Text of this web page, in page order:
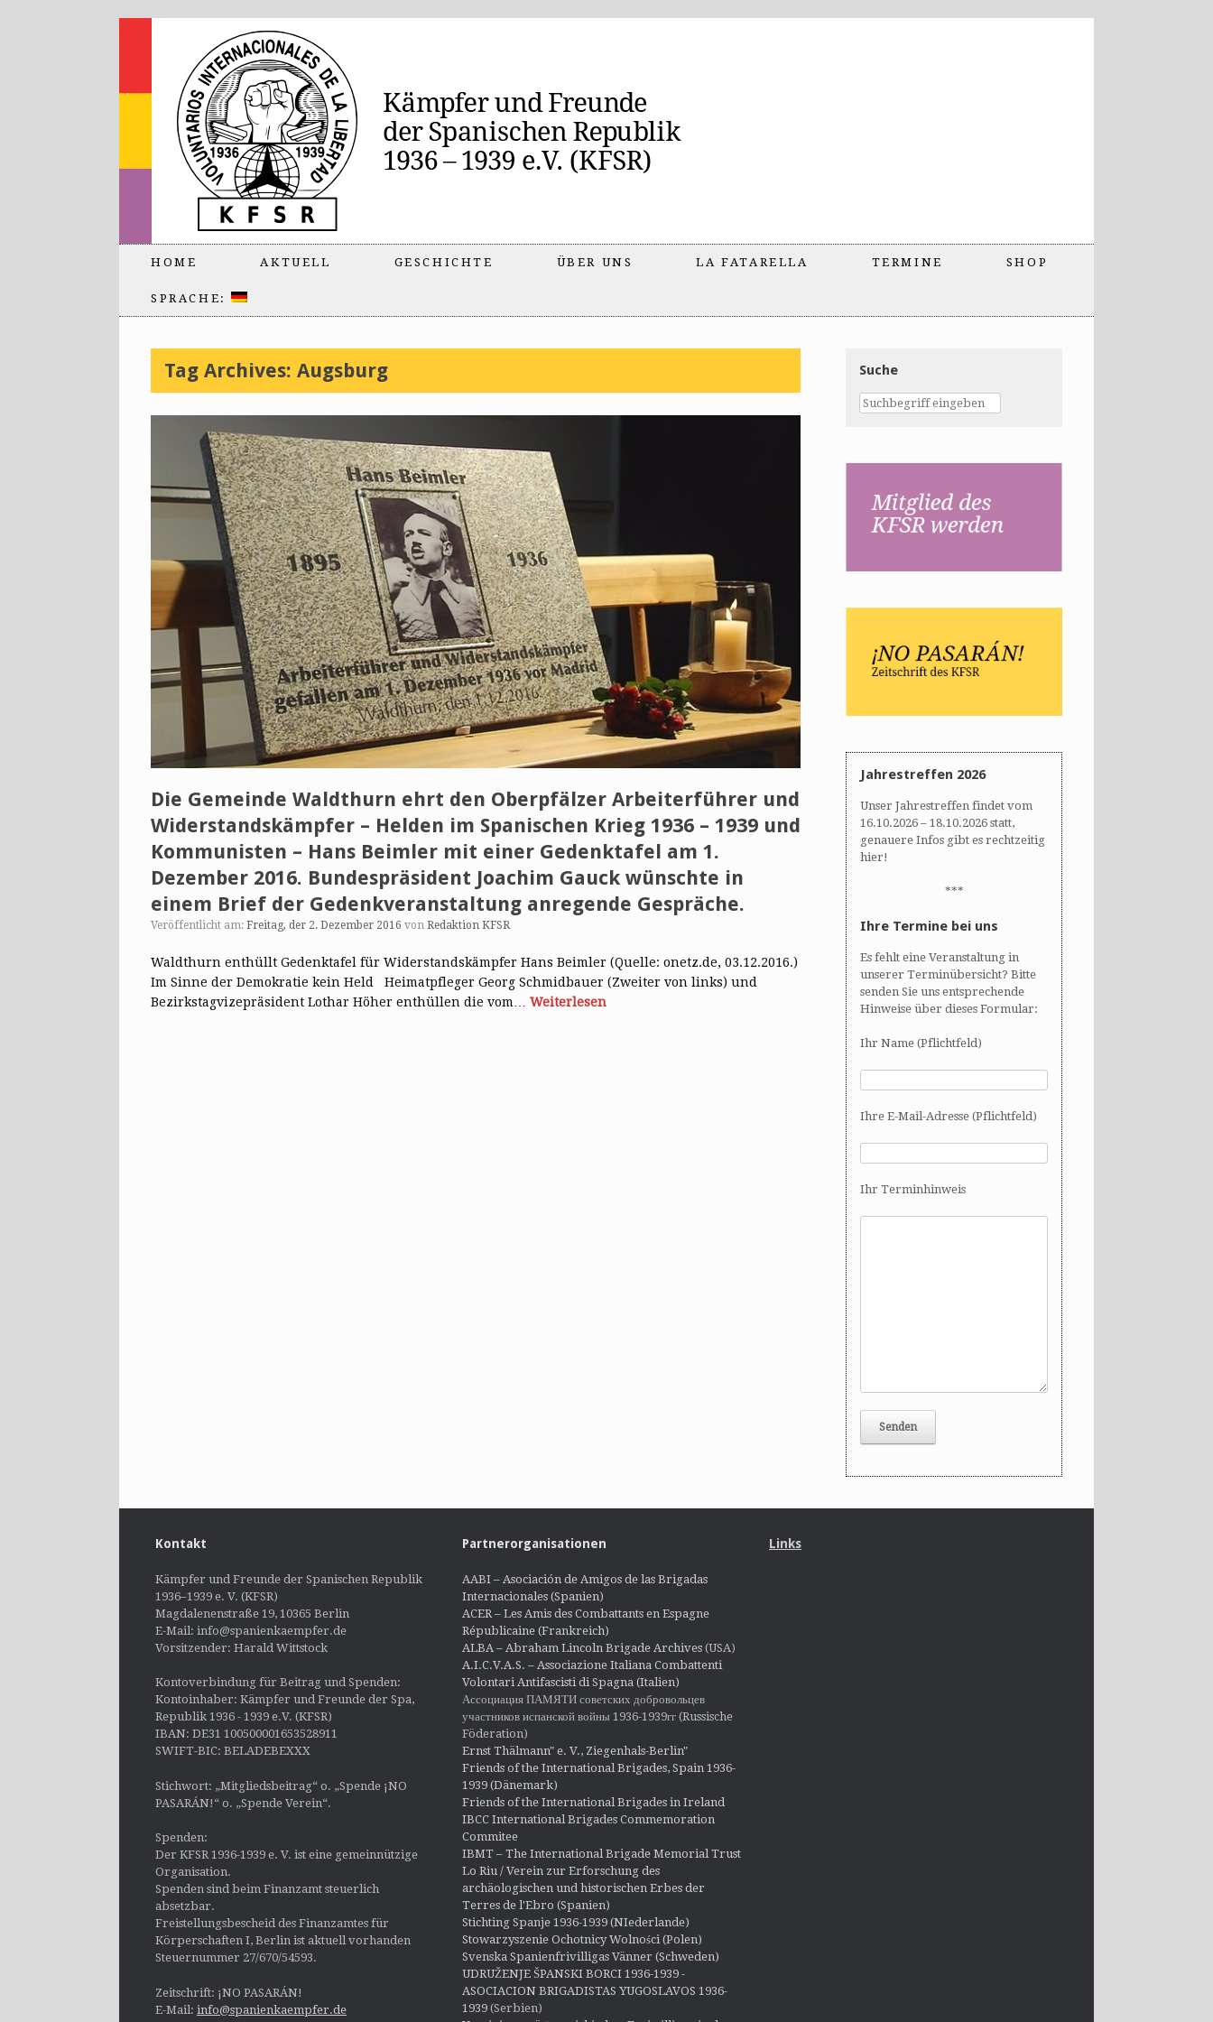
HOME AKTUELL GESCHICHTE ÜBER UNS LA FATARELLA TERMINE SHOP
SPRACHE:
Tag Archives: Augsburg
Die Gemeinde Waldthurn ehrt den Oberpfälzer Arbeiterführer und
Widerstandskämpfer – Helden im Spanischen Krieg 1936 – 1939 und
Kommunisten – Hans Beimler mit einer Gedenktafel am 1.
Dezember 2016. Bundespräsident Joachim Gauck wünschte in
einem Brief der Gedenkveranstaltung anregende Gespräche.
Veröffentlicht am: Freitag, der 2. Dezember 2016 von Redaktion KFSR
Waldthurn enthüllt Gedenktafel für Widerstandskämpfer Hans Beimler (Quelle: onetz.de, 03.12.2016.)
Im Sinne der Demokratie kein Held Heimatpfleger Georg Schmidbauer (Zweiter von links) und
Bezirkstagvizepräsident Lothar Höher enthüllen die vom… Weiterlesen
Suche
Jahrestreffen 2026
Unser Jahrestreffen findet vom
16.10.2026 – 18.10.2026 statt,
genauere Infos gibt es rechtzeitig
hier!
***
Ihre Termine bei uns
Es fehlt eine Veranstaltung in
unserer Terminübersicht? Bitte
senden Sie uns entsprechende
Hinweise über dieses Formular:
Ihr Name (Pflichtfeld)
Ihre E-Mail-Adresse (Pflichtfeld)
Ihr Terminhinweis
Kontakt
Kämpfer und Freunde der Spanischen Republik
1936–1939 e. V. (KFSR)
Magdalenenstraße 19, 10365 Berlin
E-Mail: info@spanienkaempfer.de
Vorsitzender: Harald Wittstock
Kontoverbindung für Beitrag und Spenden:
Kontoinhaber: Kämpfer und Freunde der Spa,
Republik 1936 - 1939 e.V. (KFSR)
IBAN: DE31 100500001653528911
SWIFT-BIC: BELADEBEXXX
Stichwort: „Mitgliedsbeitrag“ o. „Spende ¡NO
PASARÁN!“ o. „Spende Verein“.
Spenden:
Der KFSR 1936-1939 e. V. ist eine gemeinnützige
Organisation.
Spenden sind beim Finanzamt steuerlich
absetzbar.
Freistellungsbescheid des Finanzamtes für
Körperschaften I, Berlin ist aktuell vorhanden
Steuernummer 27/670/54593.
Zeitschrift: ¡NO PASARÁN!
E-Mail: info@spanienkaempfer.de
Partnerorganisationen
AABI – Asociación de Amigos de las Brigadas
Internacionales (Spanien)
ACER – Les Amis des Combattants en Espagne
Républicaine (Frankreich)
ALBA – Abraham Lincoln Brigade Archives(USA)
A.I.C.V.A.S. – Associazione Italiana Combattenti
Volontari Antifascisti di Spagna (Italien)
Ассоциация ПАМЯТИ советских добровольцев
участников испанской войны 1936-1939гг (Russische
Föderation)
Ernst Thälmann" e. V., Ziegenhals-Berlin"
Friends of the International Brigades, Spain 1936-
1939 (Dänemark)
Friends of the International Brigades in Ireland
IBCC International Brigades Commemoration
Commitee
IBMT – The International Brigade Memorial Trust
Lo Riu / Verein zur Erforschung des
archäologischen und historischen Erbes der
Terres de l'Ebro (Spanien)
Stichting Spanje 1936-1939 (NIederlande)
Stowarzyszenie Ochotnicy Wolności (Polen)
Svenska Spanienfrivilligas Vänner (Schweden)
UDRUŽENJE ŠPANSKI BORCI 1936-1939 -
ASOCIACION BRIGADISTAS YUGOSLAVOS 1936-
1939(Serbien)
Links